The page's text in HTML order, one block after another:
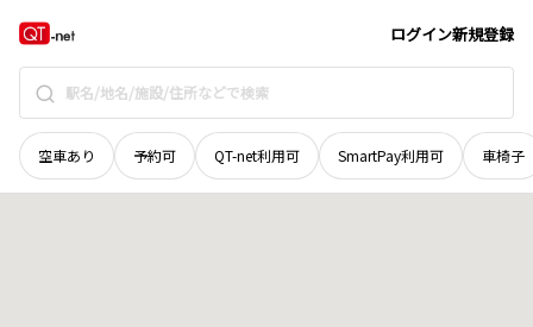
ログイン新規登録
空車あり 予約可 QT-net利用可 SmartPay利用可 車椅子
島根県